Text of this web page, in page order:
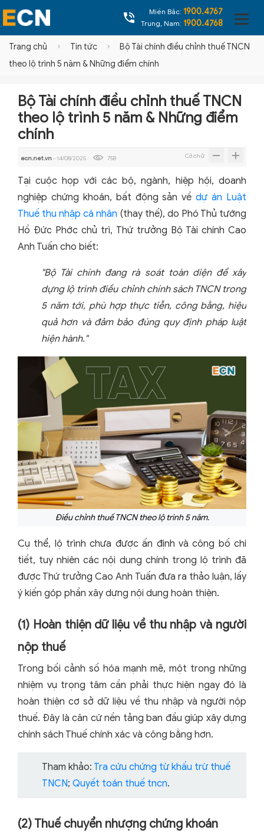
Miền Bắc: 1900.4767
Trung, Nam: 1900.4768
Trang chủ Tin tức
Bộ Tài chính điều chỉnh thuế TNCN
theo lộ trình 5 năm & Những điểm chính
Bộ Tài chính điều chỉnh thuế TNCN
theo lộ trình 5 năm & Những điểm
chính
ecn.net.vn- 14/08/2025 758 Cỡ chữ
Tại cuộc họp với các bộ, ngành, hiệp hội, doanh
nghiệp chứng khoán, bất động sản vềdự án Luật
Thuế thu nhập cá nhân (thay thế), do Phó Thủ tướng
Hồ Đức Phớc chủ trì, Thứ trưởng Bộ Tài chính Cao
Anh Tuấn cho biết:
"Bộ Tài chính đang rà soát toàn diện để xây
dựng lộ trình điều chỉnh chính sách TNCN trong
5 năm tới, phù hợp thực tiễn, công bằng, hiệu
quả hơn và đảm bảo đúng quy định pháp luật
hiện hành."
Điều chỉnh thuế TNCN theo lộ trình 5 năm.
Cụ thể, lộ trình chưa được ấn định và công bố chi
tiết, tuy nhiên các nội dung chính trong lộ trình đã
được Thứ trưởng Cao Anh Tuấn đưa ra thảo luận, lấy
ý kiến góp phần xây dựng nội dung hoàn thiện.
(1) Hoàn thiện dữ liệu về thu nhập và người
nộp thuế
Trong bối cảnh số hóa mạnh mẽ, một trong những
nhiệm vụ trọng tâm cần phải thực hiện ngay đó là
hoàn thiện cơ sở dữ liệu về thu nhập và người nộp
thuế. Đây là căn cứ nền tảng ban đầu giúp xây dựng
chính sách Thuế chính xác và công bằng hơn.
Tham khảo: Tra cứu chứng từ khấu trừ thuế
TNCN; Quyết toán thuế tncn.
(2) Thuế chuyển nhượng chứng khoán